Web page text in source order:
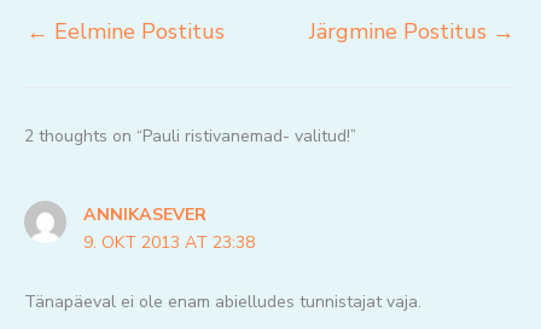
← Eelmine Postitus Järgmine Postitus →
2 thoughts on “Pauli ristivanemad- valitud!”
ANNIKASEVER
9. OKT 2013 AT 23:38
Tänapäeval ei ole enam abielludes tunnistajat vaja.